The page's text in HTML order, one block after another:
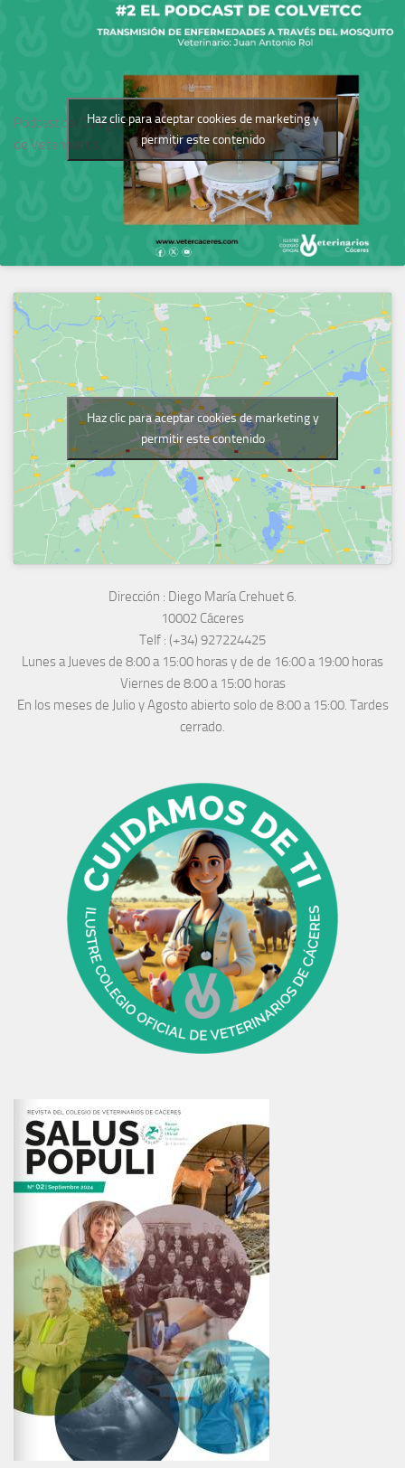
Podcast del Colegio
de Veterinarios
Haz clic para aceptar cookies de marketing y
permitir este contenido
Haz clic para aceptar cookies de marketing y
permitir este contenido
Dirección : Diego María Crehuet 6.
10002 Cáceres
Telf : (+34) 927224425
Lunes a Jueves de 8:00 a 15:00 horas y de de 16:00 a 19:00 horas
Viernes de 8:00 a 15:00 horas
En los meses de Julio y Agosto abierto solo de 8:00 a 15:00. Tardes
cerrado.